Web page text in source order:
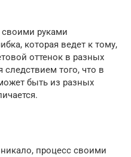
своими руками
которая ведет к тому,
оттенок в разных
следствием того, что в
быть из разных
процесс своими